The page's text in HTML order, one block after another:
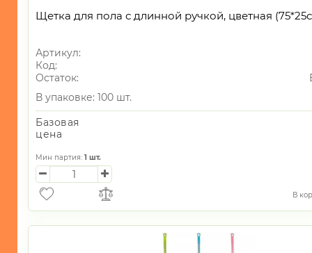
Щетка для пола с длинной ручкой, цветная
Артикул:
Код:
Остаток:
В упаковке: 100 шт.
Базовая
цена
Мин партия: 1 шт.
В